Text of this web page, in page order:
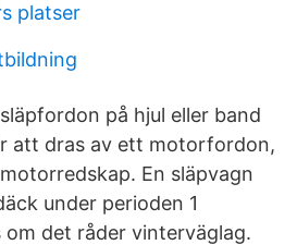
platser
på hjul eller band
att dras av ett motorfordon,
En släpvagn
under perioden 1
om det råder vinterväglag.